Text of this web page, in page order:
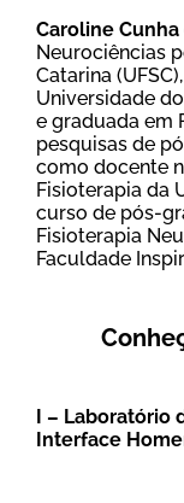
Caroline
Neurociências
Catarina
Universidade
e graduada em
pesquisas de
como docente
Fisioterapia da
curso de pós-
Fisioterapia
Faculdade
I – Laboratório
Interface